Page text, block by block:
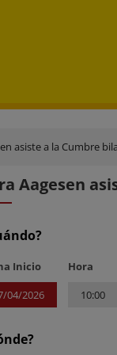
asiste a la Cumbre
Aagesen
Inicio
04/2026
Hora
10:00